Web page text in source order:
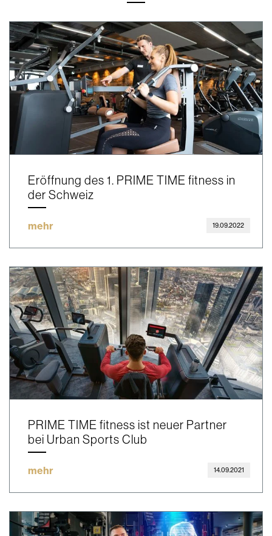
Eröffnung des 1. PRIME TIME fitness in
der Schweiz
mehr 19.09.2022
PRIME TIME fitness ist neuer Partner
bei Urban Sports Club
mehr 14.09.2021